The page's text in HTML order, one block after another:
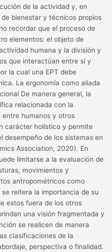
de la actividad y, en
bienestar y técnicos propios
recordar que el proceso de
elementos: el objeto de
humana y la división y
que interactúan entre sí y
la cual una EPT debe
La ergonomía como aliada
De manera general, la
relacionada con la
entre humanos y otros
carácter holístico y permite
desempeño de los sistemas en
Association, 2020). En
limitarse a la evaluación de
movimientos y
antropométricos como
reitera la importancia de su
estos fuera de los otros
una visión fragmentada y
se realicen de manera
clasificaciones de la
perspectiva o finalidad.